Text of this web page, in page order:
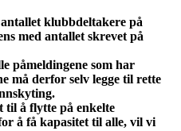
klubbdeltakere på
med antallet skrevet på
påmeldingene som har
må derfor selv legge til rette
til å flytte på enkelte
å få kapasitet til alle, vil vi